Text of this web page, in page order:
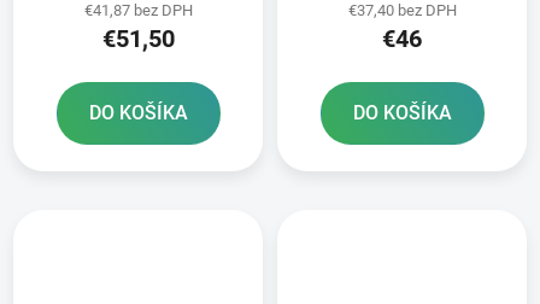
technológia 150x69x130
FULBAT aktivovaná vo
€41,87 bez DPH
€51,50
DO KOŠÍKA
technológia 150x87x130
A-TECH aktivovaná z
€37,40 bez DPH
€46
DO KOŠÍKA